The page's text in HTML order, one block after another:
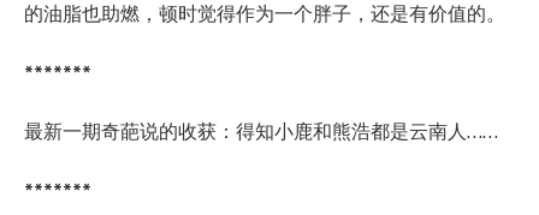
的油脂也助燃，顿时觉得作为一个胖子，还是有价值的。
*******
最新一期奇葩说的收获：得知小鹿和熊浩都是云南人……
*******